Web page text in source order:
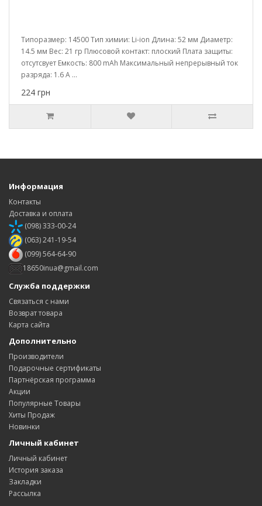
Типоразмер: 14500 Тип химии: Li-ion Длина: 52 мм Диаметр:
14.5 мм Вес: 21 гр Плюсовой контакт: плоский Плата защиты:
отсутсвует Емкость: 800 mAh Максимальный непрерывный ток
разряда: 1.6 A ...
224 грн
Информация
Контакты
Доставка и оплата
(098) 333-00-24
(063) 241-19-54
(099) 564-64-90
18650inua@gmail.com
Служба поддержки
Связаться с нами
Возврат товара
Карта сайта
Дополнительно
Производители
Подарочные сертификаты
Партнёрская программа
Акции
Популярные Товары
Хиты Продаж
Новинки
Личный кабинет
Личный кабинет
История заказа
Закладки
Рассылка